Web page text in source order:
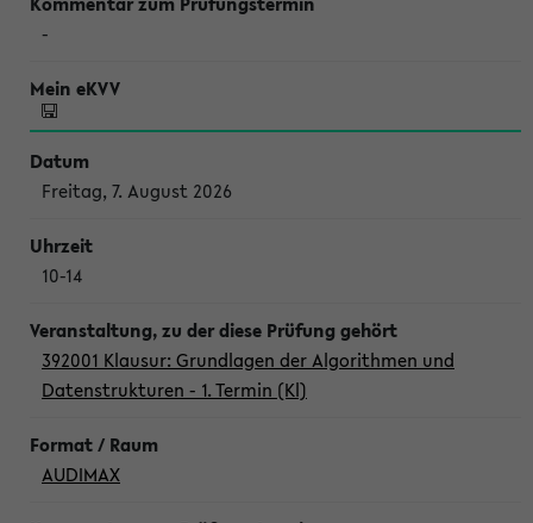
-
Freitag, 7. August 2026
10-14
392001 Klausur: Grundlagen der Algorithmen und
Datenstrukturen - 1. Termin (Kl)
AUDIMAX